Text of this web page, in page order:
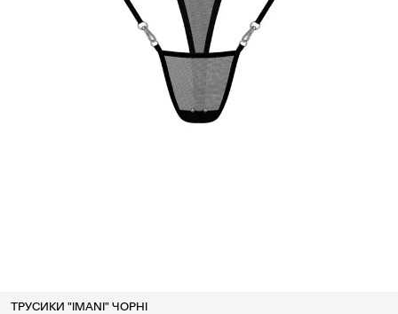
ТРУСИКИ "IMANI" ЧОРНІ